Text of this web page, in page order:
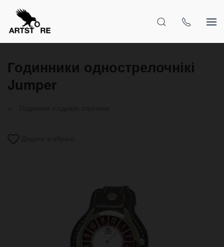
Годинники однострелочнікі
Jumper